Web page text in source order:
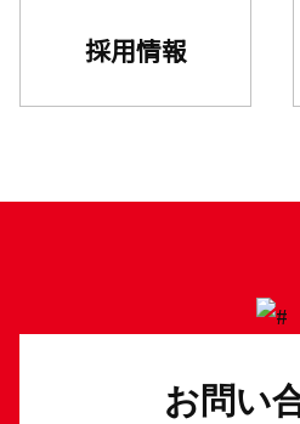
採用情報
お問い